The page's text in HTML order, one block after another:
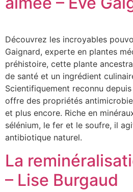
Découvrez les incroyables
Gaignard, experte en plantes
préhistoire, cette plante
de santé et un ingrédient
Scientifiquement reconnu depuis
offre des propriétés
et plus encore. Riche en
sélénium, le fer et le soufre, il
antibiotique naturel.
La
– Lise Burgaud